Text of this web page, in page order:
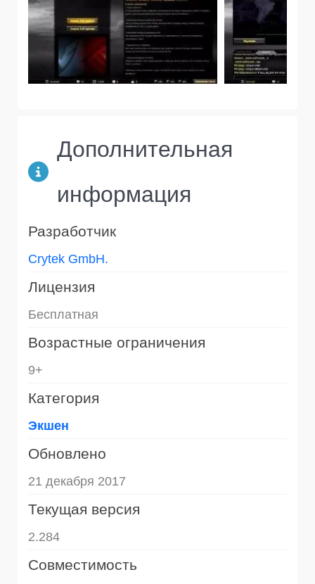
Дополнительная
информация
Разработчик
Crytek GmbH.
Лицензия
Бесплатная
Возрастные ограничения
9+
Категория
Экшен
Обновлено
21 декабря 2017
Текущая версия
2.284
Совместимость